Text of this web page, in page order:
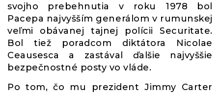
svojho prebehnutia v roku 1978 bol
Pacepa najvyšším generálom v rumunskej
veľmi obávanej tajnej polícii Securitate.
Bol tiež poradcom diktátora Nicolae
Ceausesca a zastával ďalšie najvyššie
bezpečnostné posty vo vláde.
Po tom, čo mu prezident Jimmy Carter